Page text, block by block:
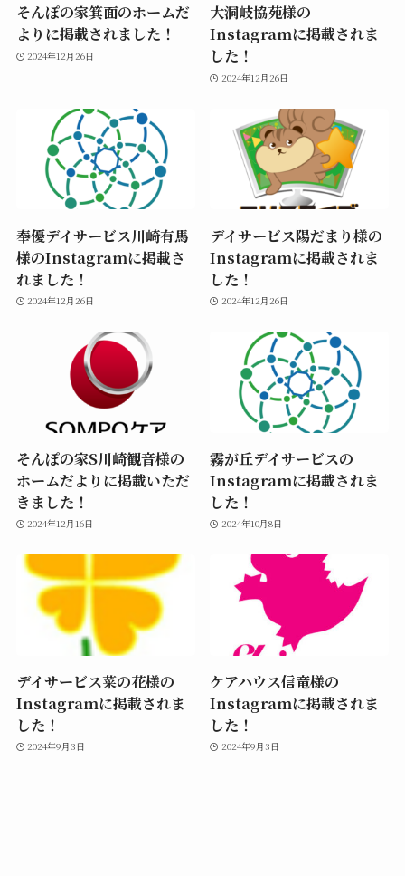
そんぽの家箕面のホームだ
よりに掲載されました！
2024年12月26日
大洞岐協苑様の
Instagramに掲載されま
した！
2024年12月26日
奉優デイサービス川崎有馬
様のInstagramに掲載さ
れました！
2024年12月26日
デイサービス陽だまり様の
Instagramに掲載されま
した！
2024年12月26日
そんぽの家S川崎観音様の
ホームだよりに掲載いただ
きました！
2024年12月16日
霧が丘デイサービスの
Instagramに掲載されま
した！
2024年10月8日
デイサービス菜の花様の
Instagramに掲載されま
した！
2024年9月3日
ケアハウス信竜様の
Instagramに掲載されま
した！
2024年9月3日